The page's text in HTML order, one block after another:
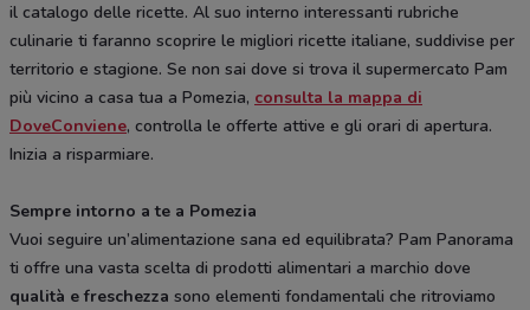
il catalogo delle ricette. Al suo interno interessanti rubriche
culinarie ti faranno scoprire le migliori ricette italiane, suddivise per
territorio e stagione. Se non sai dove si trova il supermercato Pam
più vicino a casa tua a Pomezia, consulta la mappa di
DoveConviene, controlla le offerte attive e gli orari di apertura.
Inizia a risparmiare.
Sempre intorno a te a Pomezia
Vuoi seguire un’alimentazione sana ed equilibrata? Pam Panorama
ti offre una vasta scelta di prodotti alimentari a marchio dove
qualità e freschezza sono elementi fondamentali che ritroviamo